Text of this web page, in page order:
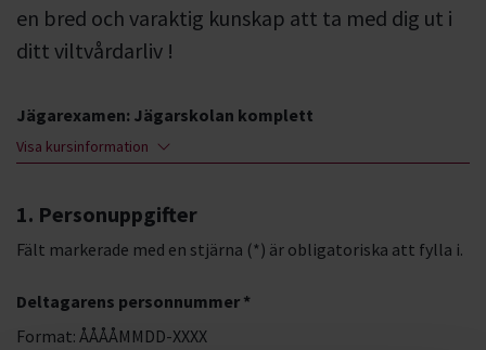
en bred och varaktig kunskap att ta med dig ut i
ditt viltvårdarliv !
Jägarexamen: Jägarskolan komplett
Visa kursinformation
1. Personuppgifter
Fält markerade med en stjärna (*) är obligatoriska att fylla i.
Deltagarens personnummer *
Format: ÅÅÅÅMMDD-XXXX